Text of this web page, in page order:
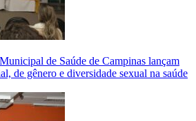
de Saúde de Campinas lançam
de gênero e diversidade sexual na saúde